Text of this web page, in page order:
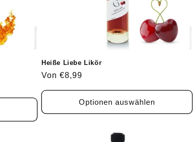
Heiße Liebe Likör
Normaler
Von €8,99
Optionen auswählen